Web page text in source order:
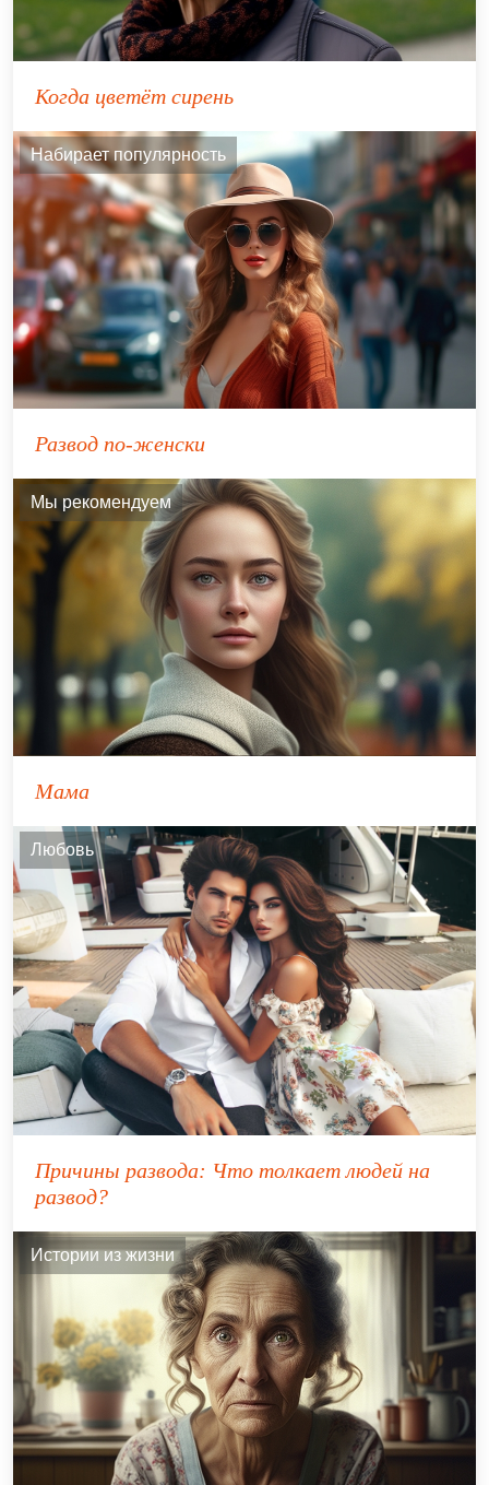
Когда цветёт сирень
Набирает популярность
Развод по-женски
Мы рекомендуем
Мама
Любовь
Причины развода: Что толкает людей на
развод?
Истории из жизни